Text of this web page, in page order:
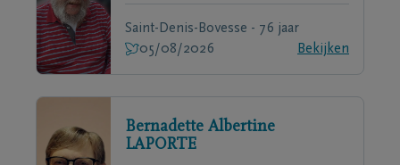
Saint-Denis-Bovesse - 76 jaar
05/08/2026
Bekijken
Bernadette Albertine
LAPORTE